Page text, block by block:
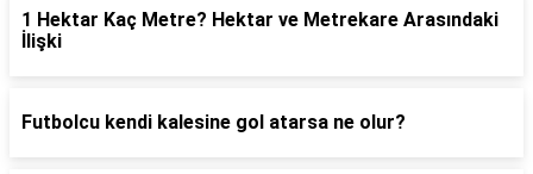
1 Hektar Kaç Metre? Hektar ve Metrekare Arasındaki
İlişki
Futbolcu kendi kalesine gol atarsa ne olur?